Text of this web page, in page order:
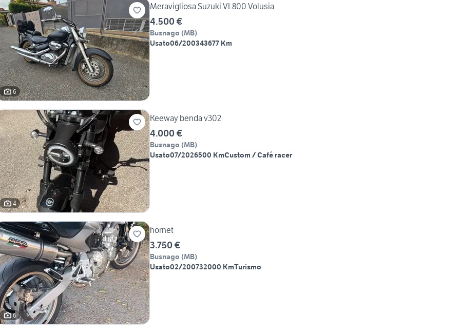
6
Meravigliosa Suzuki VL800 Volusia
4.500 €
Busnago (MB)
Usato06/200343677 Km
4
Keeway benda v302
4.000 €
Busnago (MB)
Usato07/2026500 KmCustom / Café racer
6
hornet
3.750 €
Busnago (MB)
Usato02/200732000 KmTurismo